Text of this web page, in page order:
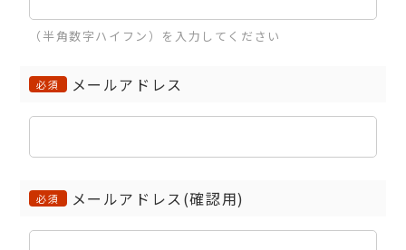
（半角数字ハイフン）を入力してください
必須 メールアドレス
必須 メールアドレス(確認用)